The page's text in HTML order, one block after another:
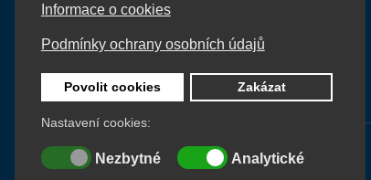
Informace o cookies
Podmínky ochrany osobních údajů
Povolit cookies Zakázat
Nastavení cookies:
Nezbytné Analytické